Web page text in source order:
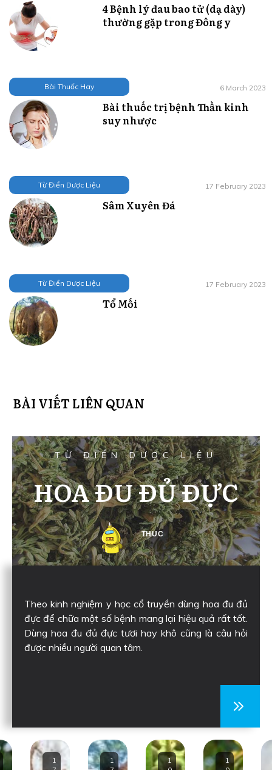
4 Bệnh lý đau bao tử (dạ dày)
thường gặp trong Đông y
Bài Thuốc Hay 6 March 2023
Bài thuốc trị bệnh Thần kinh
suy nhược
Từ Điển Dược Liệu 17 February 2023
Sâm Xuyên Đá
Từ Điển Dược Liệu 17 February 2023
Tổ Mối
BÀI VIẾT LIÊN QUAN
TỪ ĐIỂN DƯỢC LIỆU
HOA ĐU ĐỦ ĐỰC
THUC
Theo kinh nghiệm y học cổ truyền dùng hoa đu đủ
đực để chữa một số bệnh mang lại hiệu quả rất tốt.
Dùng hoa đu đủ đực tươi hay khô cũng là câu hỏi
được nhiều người quan tâm.
1
1
1
1